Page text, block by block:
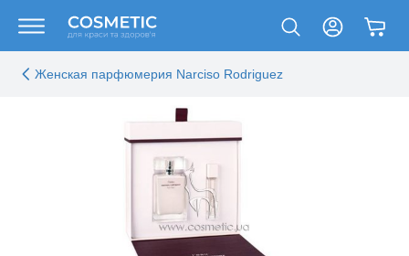
Женская парфюмерия Narciso Rodriguez